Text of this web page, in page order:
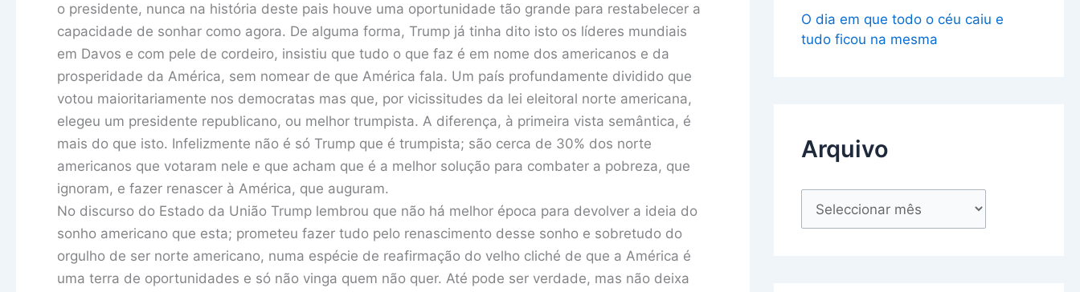
o presidente, nunca na história deste pais houve uma oportunidade tão grande para restabelecer a
capacidade de sonhar como agora. De alguma forma, Trump já tinha dito isto os líderes mundiais
em Davos e com pele de cordeiro, insistiu que tudo o que faz é em nome dos americanos e da
prosperidade da América, sem nomear de que América fala. Um país profundamente dividido que
votou maioritariamente nos democratas mas que, por vicissitudes da lei eleitoral norte americana,
elegeu um presidente republicano, ou melhor trumpista. A diferença, à primeira vista semântica, é
mais do que isto. Infelizmente não é só Trump que é trumpista; são cerca de 30% dos norte
americanos que votaram nele e que acham que é a melhor solução para combater a pobreza, que
ignoram, e fazer renascer à América, que auguram.
No discurso do Estado da União Trump lembrou que não há melhor época para devolver a ideia do
sonho americano que esta; prometeu fazer tudo pelo renascimento desse sonho e sobretudo do
orgulho de ser norte americano, numa espécie de reafirmação do velho cliché de que a América é
uma terra de oportunidades e só não vinga quem não quer. Até pode ser verdade, mas não deixa
O dia em que todo o céu caiu e
tudo ficou na mesma
Arquivo